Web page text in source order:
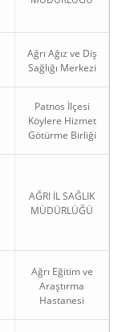
Ağrı Ağız ve Diş
Sağlığı Merkezi
Patnos İlçesi
Köylere Hizmet
Götürme Birliği
AĞRI İL SAĞLIK
MÜDÜRLÜĞÜ
Ağrı Eğitim ve
Araştırma
Hastanesi